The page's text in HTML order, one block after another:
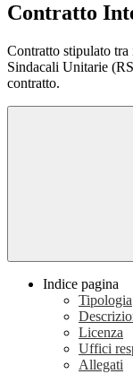
Contratto
Contratto stipulato
Sindacali Unitarie
contratto.
Indice pagina
Tipologia
Licenza
Uffici
Allegati